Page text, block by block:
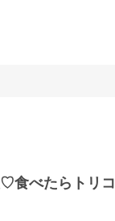
食べたらトリコ